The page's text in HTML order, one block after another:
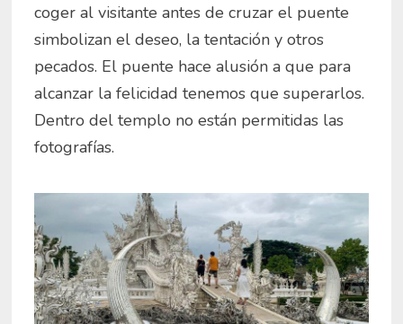
coger al visitante antes de cruzar el puente
simbolizan el deseo, la tentación y otros
pecados. El puente hace alusión a que para
alcanzar la felicidad tenemos que superarlos.
Dentro del templo no están permitidas las
fotografías.